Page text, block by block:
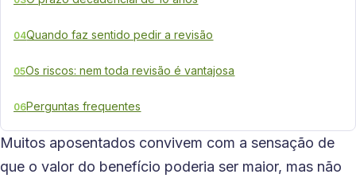
04Quando faz sentido pedir a revisão
05Os riscos: nem toda revisão é vantajosa
06Perguntas frequentes
Muitos aposentados convivem com a sensação de
que o valor do benefício poderia ser maior, mas não